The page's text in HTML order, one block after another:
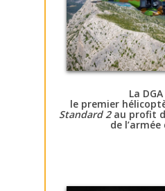
La
le premier
Standard 2au profit
de